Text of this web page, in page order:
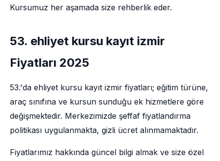
Kursumuz her aşamada size rehberlik eder.
53. ehliyet kursu kayıt izmir
Fiyatları 2025
53.'da ehliyet kursu kayıt izmir fiyatları; eğitim türüne,
araç sınıfına ve kursun sunduğu ek hizmetlere göre
değişmektedir. Merkezimizde şeffaf fiyatlandırma
politikası uygulanmakta, gizli ücret alınmamaktadır.
Fiyatlarımız hakkında güncel bilgi almak ve size özel